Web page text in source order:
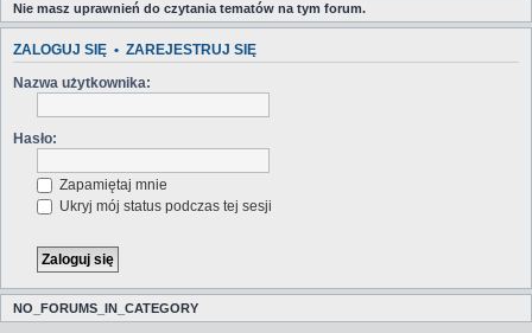
Nie masz uprawnień do czytania tematów na tym forum.
ZALOGUJ SIĘ • ZAREJESTRUJ SIĘ
Nazwa użytkownika:
Hasło:
Zapamiętaj mnie
Ukryj mój status podczas tej sesji
NO_FORUMS_IN_CATEGORY